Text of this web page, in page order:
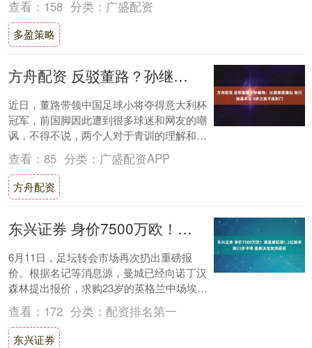
者D....
查看： 158 分类： 广盛配资
多盈策略
方舟配资 反驳董路？孙继海：比赛都是瞎扯 我只练基本功 8岁之前不练射门
近日，董路带领中国足球小将夺得意大利杯
冠军，前国脚因此遭到很多球迷和网友的嘲
讽，不得不说，两个人对于青训的理解和执
行，是完全截然相反的，根本不可调和。 董
路的青....
查看： 85 分类： 广盛配资APP
方舟配资
东兴证券 身价7500万欧！曝曼城狂砸1.2亿镑求购23岁中场 曼联决定放弃跟进
6月11日，足坛转会市场再次扔出重磅报
价。根据名记等消息源，曼城已经向诺丁汉
森林提出报价，求购23岁的英格兰中场埃利
奥特-。曼城的报价总价超过了1.2亿镑！
罗....
查看： 172 分类： 配资排名第一
东兴证券